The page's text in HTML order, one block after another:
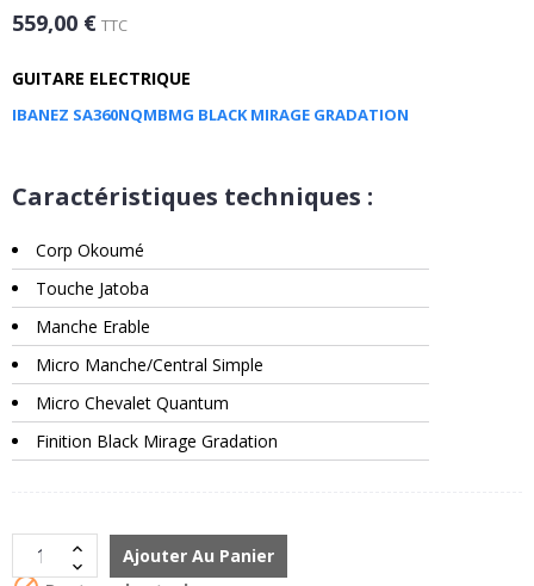
559,00 € TTC
GUITARE ELECTRIQUE
IBANEZ SA360NQMBMG BLACK MIRAGE GRADATION
Caractéristiques techniques :
Corp Okoumé
Touche Jatoba
Manche Erable
Micro Manche/Central Simple
Micro Chevalet Quantum
Finition Black Mirage Gradation
Ajouter Au Panier